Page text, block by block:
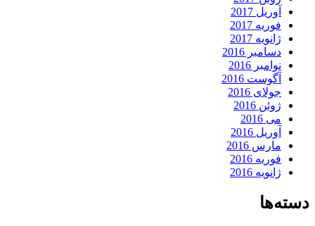
آوریل 2017
فوریه 2017
ژانویه 2017
دسامبر 2016
نوامبر 2016
آگوست 2016
جولای 2016
ژوئن 2016
می 2016
آوریل 2016
مارس 2016
فوریه 2016
ژانویه 2016
دسته‌ها